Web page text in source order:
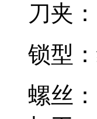
刀夹
锁型
螺丝